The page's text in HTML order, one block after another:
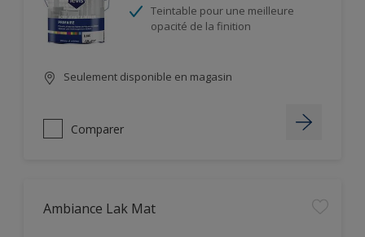
Teintable pour une meilleure
opacité de la finition
Seulement disponible en magasin
Comparer
Ambiance Lak Mat